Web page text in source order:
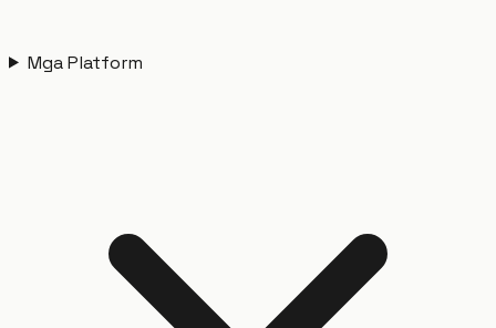
Mga Platform